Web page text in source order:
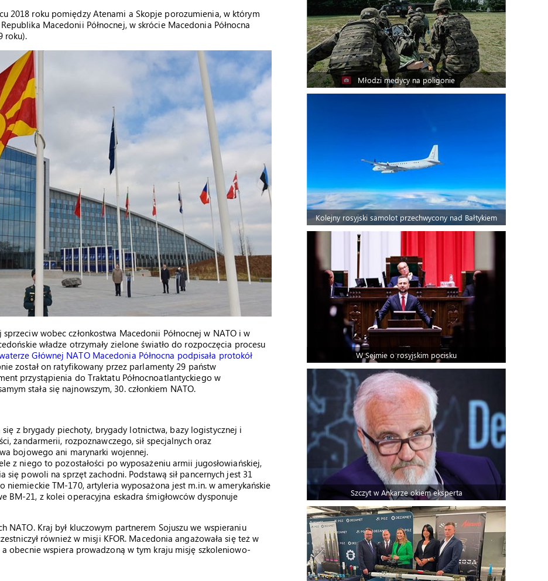
2018 roku pomiędzy Atenami a Skopje porozumienia, w którym
Macedonii Północnej, w skrócie Macedonia Północna
roku).
wobec członkostwa Macedonii Północnej w NATO i w
władze otrzymały zielone światło do rozpoczęcia procesu
Głównej NATO Macedonia Północna podpisała protokół
został on ratyfikowany przez parlamenty 29 państw
przystąpienia do Traktatu Północnoatlantyckiego w
stała się najnowszym, 30. członkiem NATO.
się z brygady piechoty, brygady lotnictwa, bazy logistycznej i
żandarmerii, rozpoznawczego, sił specjalnych oraz
bojowego ani marynarki wojennej.
z niego to pozostałości po wyposażeniu armii jugosłowiańskiej,
powoli na sprzęt zachodni. Podstawą sił pancernych jest 31
niemieckie TM-170, artyleria wyposażona jest m.in. w amerykańskie
BM-21, z kolei operacyjna eskadra śmigłowców dysponuje
NATO. Kraj był kluczowym partnerem Sojuszu we wspieraniu
również w misji KFOR. Macedonia angażowała się też w
obecnie wspiera prowadzoną w tym kraju misję szkoleniowo-
Młodzi medycy na poligonie
Kolejny rosyjski samolot przechwycony nad Bałtykiem
W Sejmie o rosyjskim pocisku
Szczyt w Ankarze okiem eksperta